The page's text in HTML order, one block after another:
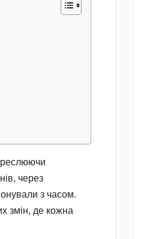
через
з часом.
змін, де кожна